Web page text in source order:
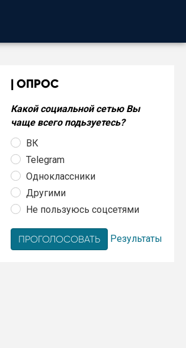
ОПРОС
Какой социальной сетью Вы
чаще всего подьзуетесь?
ВК
Telegram
Одноклассники
Другими
Не пользуюсь соцсетями
Результаты